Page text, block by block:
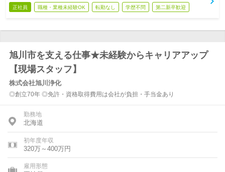
正社員 職種・業種未経験OK 転勤なし 学歴不問 第二新卒歓迎
旭川市を支える仕事★未経験からキャリアアップ
【現場スタッフ】
株式会社旭川浄化
◎創立70年 ◎免許・資格取得費用は会社が負担・手当金あり
勤務地
北海道
初年度年収
320万～400万円
雇用形態